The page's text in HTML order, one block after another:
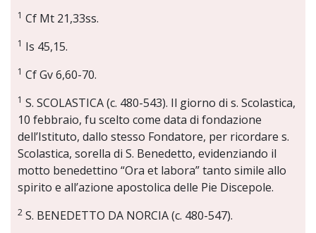
1 Cf Mt 21,33ss.
1 Is 45,15.
1 Cf Gv 6,60-70.
1 S. SCOLASTICA (c. 480-543). Il giorno di s. Scolastica,
10 febbraio, fu scelto come data di fondazione
dell’Istituto, dallo stesso Fondatore, per ricordare s.
Scolastica, sorella di S. Benedetto, evidenziando il
motto benedettino “Ora et labora” tanto simile allo
spirito e all’azione apostolica delle Pie Discepole.
2 S. BENEDETTO DA NORCIA (c. 480-547).